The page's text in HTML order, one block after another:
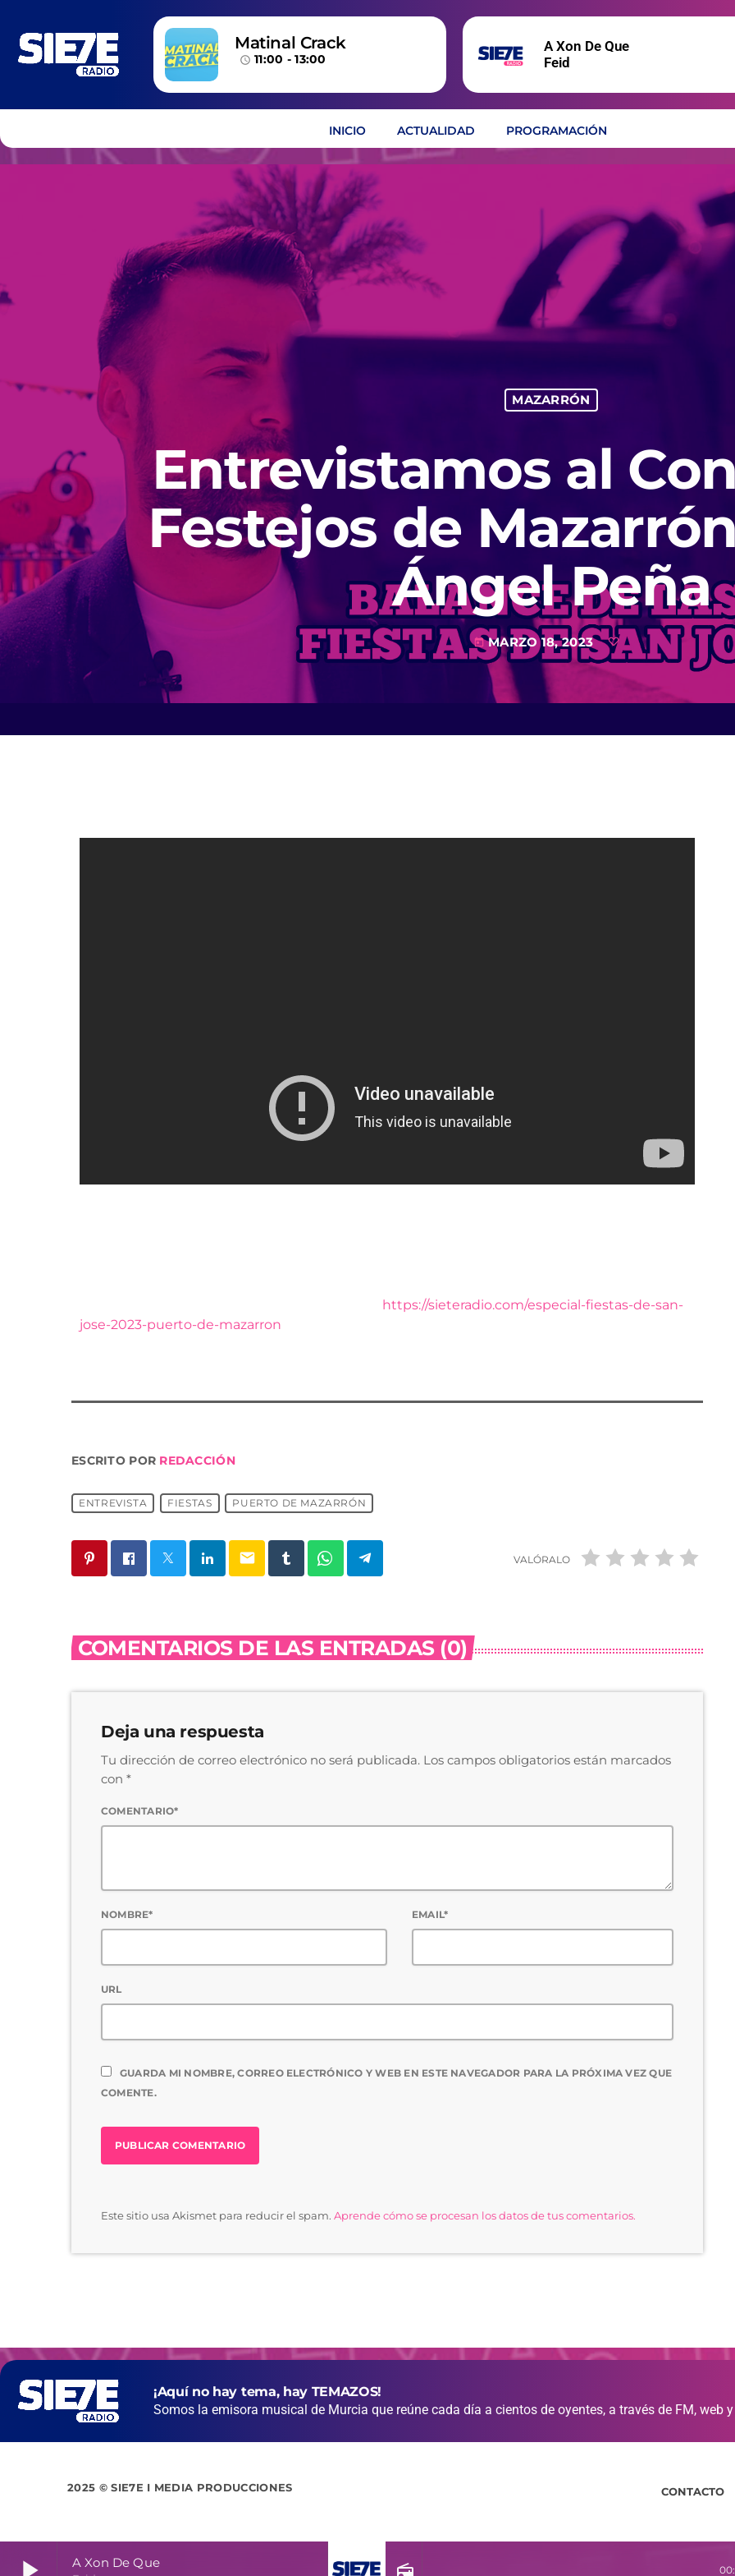
A Xon De Que radio
Matinal Crack
access_time 11:00 - 13:00
A Xon De Que
Feid
INICIO ACTUALIDAD PROGRAMACIÓN
MAZARRÓN
Entrevistamos al
Festejos de
Ángel Peña
today MARZO 18, 2023
https://sieteradio.com/especial-fiestas-de-san-
jose-2023-puerto-de-mazarron
ESCRITO POR REDACCIÓN
ENTREVISTA FIESTAS PUERTO DE MAZARRÓN
email VALÓRALO
COMENTARIOS DE LAS ENTRADAS (0)
Deja una respuesta
Tu dirección de correo electrónico no será publicada. Los campos obligatorios están marcados
con *
COMENTARIO*
NOMBRE* EMAIL*
URL
GUARDA MI NOMBRE, CORREO ELECTRÓNICO Y WEB EN ESTE NAVEGADOR PARA LA PRÓXIMA VEZ QUE
COMENTE.
Este sitio usa Akismet para reducir el spam. Aprende cómo se procesan los datos de tus comentarios.
¡Aquí no hay tema, hay TEMAZOS!
Somos la emisora musical de Murcia que reúne cada día a cientos de oyentes, a través de FM, web
2025 © SIE7E I MEDIA PRODUCCIONES CONTACTO